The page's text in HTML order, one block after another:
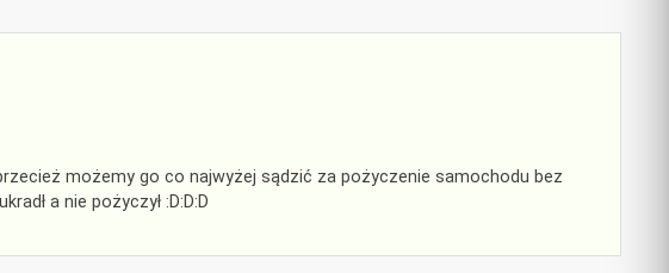
możemy go co najwyżej sądzić za pożyczenie samochodu bez
a nie pożyczył :D:D:D